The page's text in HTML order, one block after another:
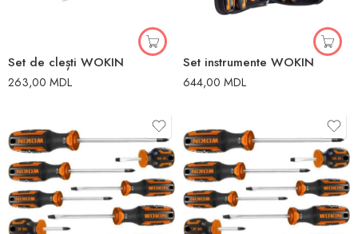
Set de clești WOKIN
263,00 MDL
Set instrumente WOKIN
644,00 MDL